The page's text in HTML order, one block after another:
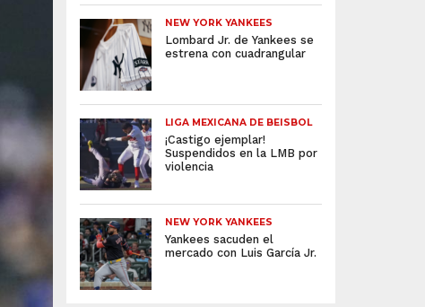
NEW YORK YANKEES
Lombard Jr. de Yankees se
estrena con cuadrangular
LIGA MEXICANA DE BEISBOL
¡Castigo ejemplar!
Suspendidos en la LMB por
violencia
NEW YORK YANKEES
Yankees sacuden el
mercado con Luis García Jr.